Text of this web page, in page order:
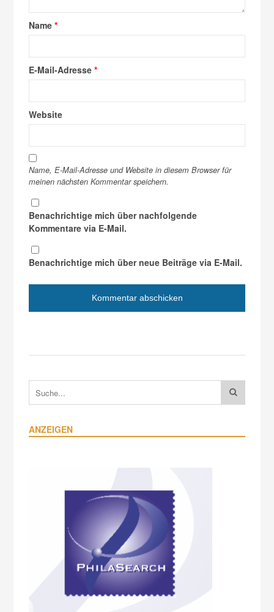
Name*
E-Mail-Adresse*
Website
Name, E-Mail-Adresse und Website in diesem Browser für
meinen nächsten Kommentar speichern.
Benachrichtige mich über nachfolgende
Kommentare via E-Mail.
Benachrichtige mich über neue Beiträge via E-Mail.
ANZEIGEN